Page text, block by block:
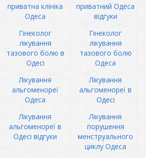
приватна клініка
Одеса
приватний Одеса
відгуки
Гінеколог
лікування
тазового болю в
Одесі
Гінеколог
лікування
тазового болю
Одеса
Лікування
альгоменореї
Одеса
Лікування
альгоменореї в
Одесі
Лікування
альгоменореї в
Одесі відгуки
Лікування
порушення
менструального
циклу Одеса